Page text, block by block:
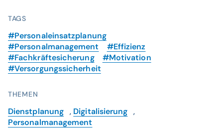
TAGS
#Personaleinsatzplanung
#Personalmanagement
#Effizienz
#Fachkräftesicherung
#Motivation
#Versorgungssicherheit
THEMEN
Dienstplanung , Digitalisierung ,
Personalmanagement